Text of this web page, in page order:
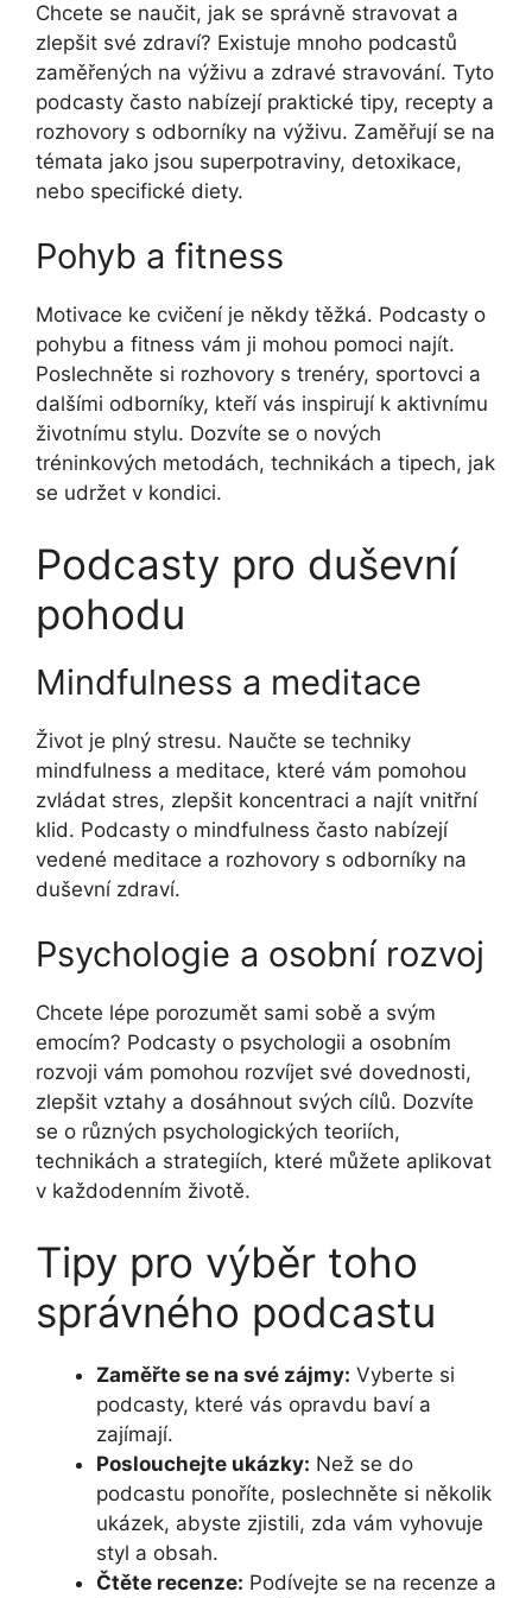
Chcete se naučit, jak se správně stravovat a
zlepšit své zdraví? Existuje mnoho podcastů
zaměřených na výživu a zdravé stravování. Tyto
podcasty často nabízejí praktické tipy, recepty a
rozhovory s odborníky na výživu. Zaměřují se na
témata jako jsou superpotraviny, detoxikace,
nebo specifické diety.
Pohyb a fitness
Motivace ke cvičení je někdy těžká. Podcasty o
pohybu a fitness vám ji mohou pomoci najít.
Poslechněte si rozhovory s trenéry, sportovci a
dalšími odborníky, kteří vás inspirují k aktivnímu
životnímu stylu. Dozvíte se o nových
tréninkových metodách, technikách a tipech, jak
se udržet v kondici.
Podcasty pro duševní
pohodu
Mindfulness a meditace
Život je plný stresu. Naučte se techniky
mindfulness a meditace, které vám pomohou
zvládat stres, zlepšit koncentraci a najít vnitřní
klid. Podcasty o mindfulness často nabízejí
vedené meditace a rozhovory s odborníky na
duševní zdraví.
Psychologie a osobní rozvoj
Chcete lépe porozumět sami sobě a svým
emocím? Podcasty o psychologii a osobním
rozvoji vám pomohou rozvíjet své dovednosti,
zlepšit vztahy a dosáhnout svých cílů. Dozvíte
se o různých psychologických teoriích,
technikách a strategiích, které můžete aplikovat
v každodenním životě.
Tipy pro výběr toho
správného podcastu
Zaměřte se na své zájmy: Vyberte si
podcasty, které vás opravdu baví a
zajímají.
Poslouchejte ukázky: Než se do
podcastu ponoříte, poslechněte si několik
ukázek, abyste zjistili, zda vám vyhovuje
styl a obsah.
Čtěte recenze: Podívejte se na recenze a